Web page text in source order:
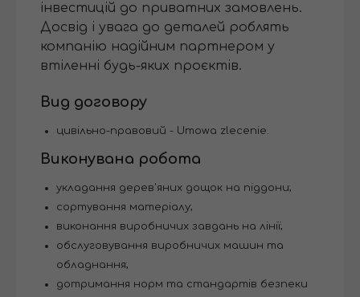
інвестицій до приватних замовлень.
Досвід і увага до деталей роблять
компанію надійним партнером у
втіленні будь-яких проєктів.
Вид договору
цивільно-правовий - Umowa zlecenie.
Виконувана робота
укладання дерев'яних дощок на піддони;
сортування матеріалу;
виконання виробничих завдань на лінії;
обслуговування виробничих машин та
обладнання;
дотримання норм та стандартів безпеки